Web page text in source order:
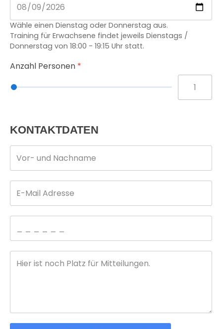
Wähle einen Dienstag oder Donnerstag aus.
Training für Erwachsene findet jeweils Dienstags /
Donnerstag von 18:00 - 19:15 Uhr statt.
Anzahl Personen *
KONTAKTDATEN